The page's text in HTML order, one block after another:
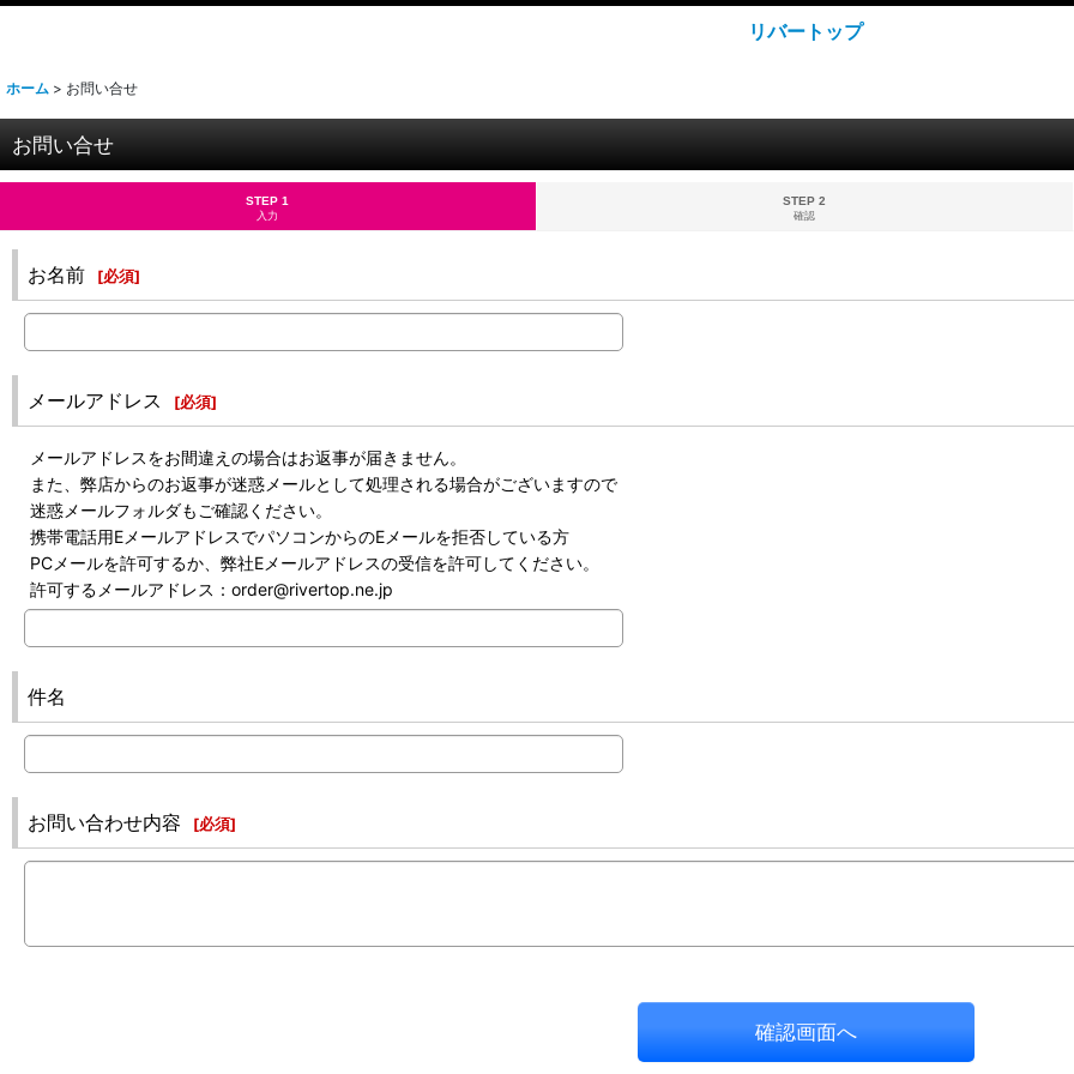
リバートップ
ホーム > お問い合せ
お問い合せ
STEP 1
入力
STEP 2
確認
お名前 [必須]
メールアドレス [必須]
メールアドレスをお間違えの場合はお返事が届きません。
また、弊店からのお返事が迷惑メールとして処理される場合がございますので
迷惑メールフォルダもご確認ください。
携帯電話用EメールアドレスでパソコンからのEメールを拒否している方
PCメールを許可するか、弊社Eメールアドレスの受信を許可してください。
許可するメールアドレス：order@rivertop.ne.jp
件名
お問い合わせ内容 [必須]
確認画面へ